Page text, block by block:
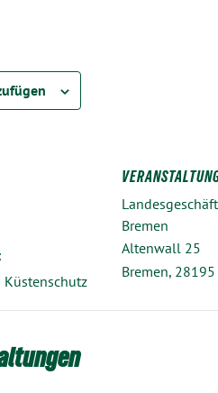
Küstenschutz
Bremen
Altenwall 25
Bremen, 28195